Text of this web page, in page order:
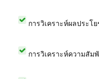
การวิเคราะห์ผลประโ
การวิเคราะห์ความสัม